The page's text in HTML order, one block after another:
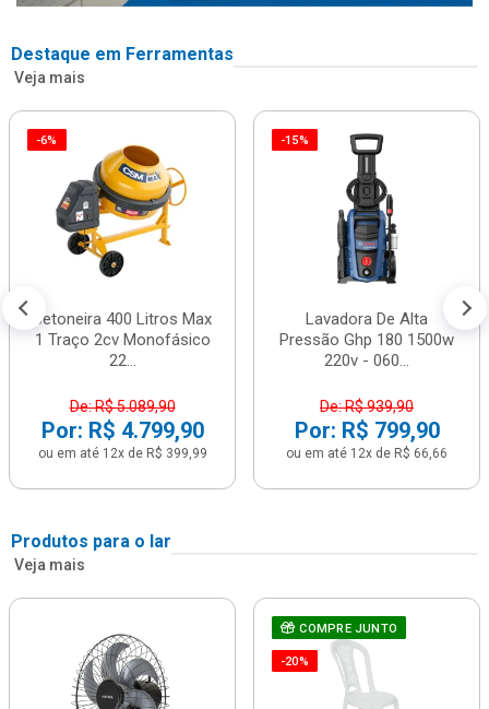
Destaque em Ferramentas
Veja mais
-6%
Betoneira 400 Litros Max
1 Traço 2cv Monofásico
22...
De: R$ 5.089,90
Por: R$ 4.799,90
ou em até 12x de R$ 399,99
-15%
Lavadora De Alta
Pressão Ghp 180 1500w
220v - 060...
De: R$ 939,90
Por: R$ 799,90
ou em até 12x de R$ 66,66
Produtos para o lar
Veja mais
COMPRE JUNTO
-20%